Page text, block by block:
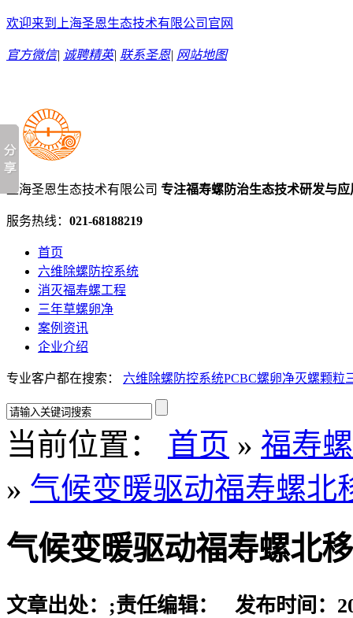
欢迎来到上海圣恩生态技术有限公司官网
官方微信| 诚聘精英| 联系圣恩| 网站地图
上海圣恩生态技术有限公司 专注福寿螺防治生态技术研发与应
服务热线： 021-68188219
首页
六维除螺防控系统
消灭福寿螺工程
三年草螺卵净
案例资讯
企业介绍
专业客户都在搜索： 六维除螺防控系统PCBC螺卵净灭螺颗粒
当前位置： 首页 » 福寿
» 气候变暖驱动福寿螺北
气候变暖驱动福寿螺北移
文章出处： ;责任编辑： 发布时间：